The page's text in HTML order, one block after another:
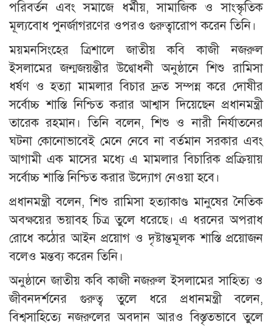
পরিবর্তন এবং সমাজে ধর্মীয়, সামাজিক ও সাংস্কৃতিক
মূল্যবোধ পুনর্জাগরণের ওপরও গুরুত্বারোপ করেন তিনি।
ময়মনসিংহের ত্রিশালে জাতীয় কবি কাজী নজরুল
ইসলামের জন্মজয়ন্তীর উদ্বোধনী অনুষ্ঠানে শিশু রামিসা
ধর্ষণ ও হত্যা মামলার বিচার দ্রুত সম্পন্ন করে দোষীর
সর্বোচ্চ শাস্তি নিশ্চিত করার আশ্বাস দিয়েছেন প্রধানমন্ত্রী
তারেক রহমান। তিনি বলেন, শিশু ও নারী নির্যাতনের
ঘটনা কোনোভাবেই মেনে নেবে না বর্তমান সরকার এবং
আগামী এক মাসের মধ্যে এ মামলার বিচারিক প্রক্রিয়ায়
সর্বোচ্চ শাস্তি নিশ্চিত করার উদ্যোগ নেওয়া হবে।
প্রধানমন্ত্রী বলেন, শিশু রামিসা হত্যাকাণ্ড মানুষের নৈতিক
অবক্ষয়ের ভয়াবহ চিত্র তুলে ধরেছে। এ ধরনের অপরাধ
রোধে কঠোর আইন প্রয়োগ ও দৃষ্টান্তমূলক শাস্তি প্রয়োজন
বলেও মন্তব্য করেন তিনি।
অনুষ্ঠানে জাতীয় কবি কাজী নজরুল ইসলামের সাহিত্য ও
জীবনদর্শনের গুরুত্ব তুলে ধরে প্রধানমন্ত্রী বলেন,
বিশ্বসাহিত্যে নজরুলের অবদান আরও বিস্তৃতভাবে তুলে